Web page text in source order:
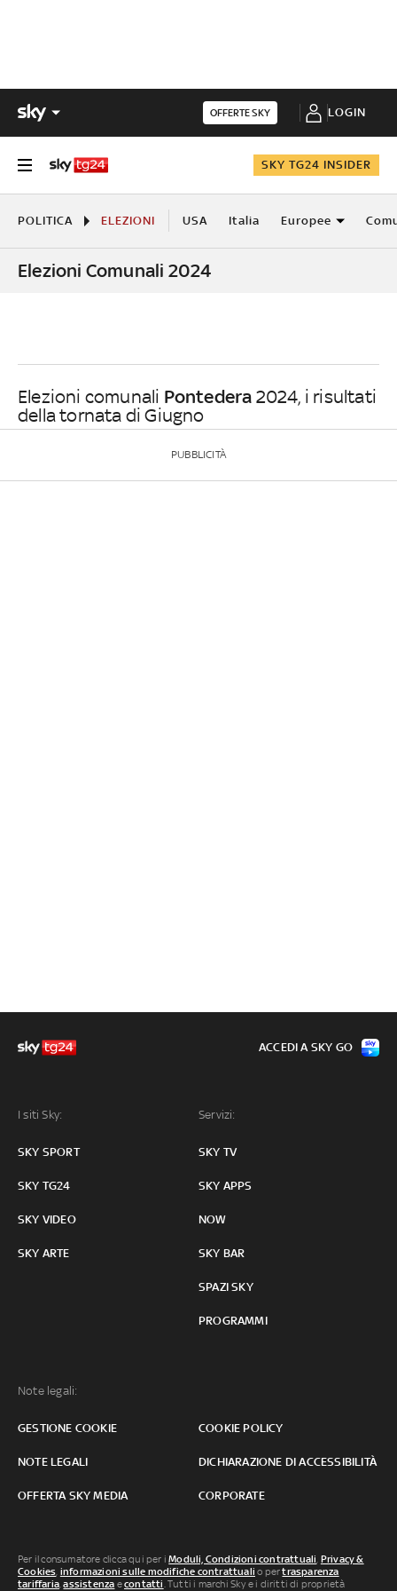
OFFERTE SKY LOGIN
SKY TG24 INSIDER
POLITICA ELEZIONI USA Italia Europee
Elezioni Comunali 2024
Elezioni comunali Pontedera 2024, i risultati
della tornata di Giugno
PUBBLICITÀ
I siti Sky:
SKY SPORT
SKY TG24
SKY VIDEO
SKY ARTE
Servizi:
SKY TV
SKY APPS
NOW
SKY BAR
SPAZI SKY
PROGRAMMI
Note legali:
GESTIONE COOKIE COOKIE POLICY
NOTE LEGALI DICHIARAZIONE DI ACCESSIBILITÀ
OFFERTA SKY MEDIA CORPORATE
ACCEDI A SKY GO
Per il consumatore clicca qui per iModuli, Condizioni contrattuali, Privacy &
Cookies, informazioni sulle modifiche contrattuali o pertrasparenza
tariffaria,assistenza econtatti. Tutti i marchi Sky e i diritti di proprietà